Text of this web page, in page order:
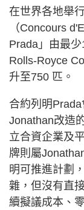
在世界各地舉
（Concours
Prada」由最
Rolls-Royce
升至750 匹。
合約列明
Jonathan改造
立合資企業及
牌則屬
明可推進計劃
雜，但沒有直
續擬議成本、